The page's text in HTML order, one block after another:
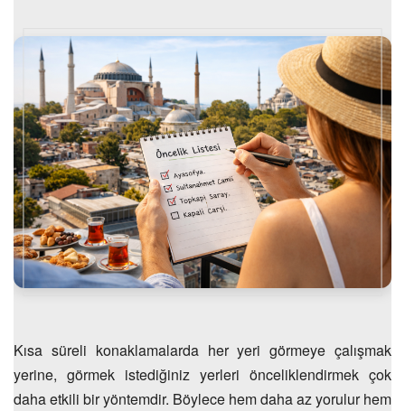
Kısa süreli konaklamalarda her yeri görmeye çalışmak
yerine, görmek istediğiniz yerleri önceliklendirmek çok
daha etkili bir yöntemdir. Böylece hem daha az yorulur hem